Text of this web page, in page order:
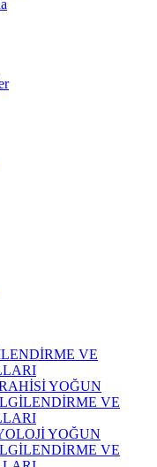
VE
YOĞUN
VE
YOĞUN
VE